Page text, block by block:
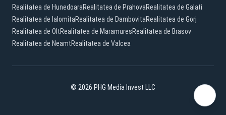
Realitatea de HunedoaraRealitatea de PrahovaRealitatea de Galati
Realitatea de IalomitaRealitatea de DambovitaRealitatea de Gorj
Realitatea de OltRealitatea de MaramuresRealitatea de Brasov
Realitatea de NeamtRealitatea de Valcea
© 2026 PHG Media Invest LLC